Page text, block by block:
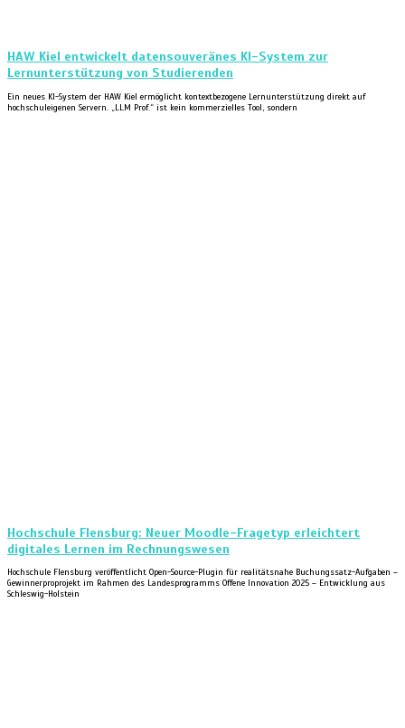
HAW Kiel entwickelt datensouveränes KI-System zur
Lernunterstützung von Studierenden
Ein neues KI-System der HAW Kiel ermöglicht kontextbezogene Lernunterstützung direkt auf
hochschuleigenen Servern. „LLM Prof.“ ist kein kommerzielles Tool, sondern
Hochschule Flensburg: Neuer Moodle-Fragetyp erleichtert
digitales Lernen im Rechnungswesen
Hochschule Flensburg veröffentlicht Open-Source-Plugin für realitätsnahe Buchungssatz-Aufgaben –
Gewinnerproprojekt im Rahmen des Landesprogramms Offene Innovation 2025 – Entwicklung aus
Schleswig-Holstein